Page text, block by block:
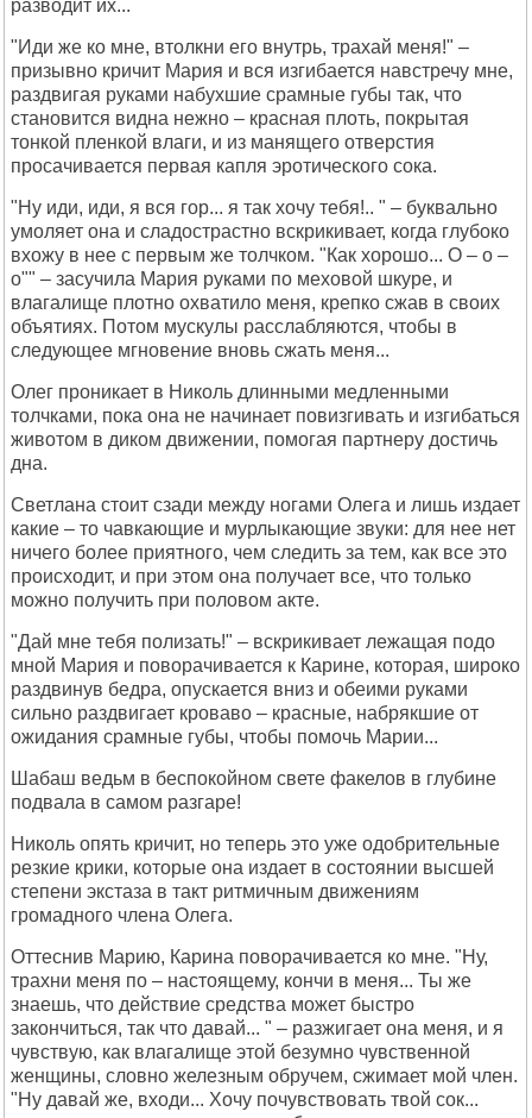
разводит их...
"Иди же ко мне, втолкни его внутрь, трахай меня!" –
призывно кричит Мария и вся изгибается навстречу мне,
раздвигая руками набухшие срамные губы так, что
становится видна нежно – красная плоть, покрытая
тонкой пленкой влаги, и из манящего отверстия
просачивается первая капля эротического сока.
"Ну иди, иди, я вся гор... я так хочу тебя!.. " – буквально
умоляет она и сладострастно вскрикивает, когда глубоко
вхожу в нее с первым же толчком. "Как хорошо... О – о –
о"" – засучила Мария руками по меховой шкуре, и
влагалище плотно охватило меня, крепко сжав в своих
объятиях. Потом мускулы расслабляются, чтобы в
следующее мгновение вновь сжать меня...
Олег проникает в Николь длинными медленными
толчками, пока она не начинает повизгивать и изгибаться
животом в диком движении, помогая партнеру достичь
дна.
Светлана стоит сзади между ногами Олега и лишь издает
какие – то чавкающие и мурлыкающие звуки: для нее нет
ничего более приятного, чем следить за тем, как все это
происходит, и при этом она получает все, что только
можно получить при половом акте.
"Дай мне тебя полизать!" – вскрикивает лежащая подо
мной Мария и поворачивается к Карине, которая, широко
раздвинув бедра, опускается вниз и обеими руками
сильно раздвигает кроваво – красные, набрякшие от
ожидания срамные губы, чтобы помочь Марии...
Шабаш ведьм в беспокойном свете факелов в глубине
подвала в самом разгаре!
Николь опять кричит, но теперь это уже одобрительные
резкие крики, которые она издает в состоянии высшей
степени экстаза в такт ритмичным движениям
громадного члена Олега.
Оттеснив Марию, Карина поворачивается ко мне. "Ну,
трахни меня по – настоящему, кончи в меня... Ты же
знаешь, что действие средства может быстро
закончиться, так что давай... " – разжигает она меня, и я
чувствую, как влагалище этой безумно чувственной
женщины, словно железным обручем, сжимает мой член.
"Ну давай же, входи... Хочу почувствовать твой сок...